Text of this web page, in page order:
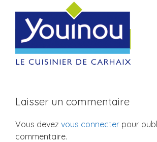
Laisser un commentaire
Vous devez vous connecter pour
commentaire.